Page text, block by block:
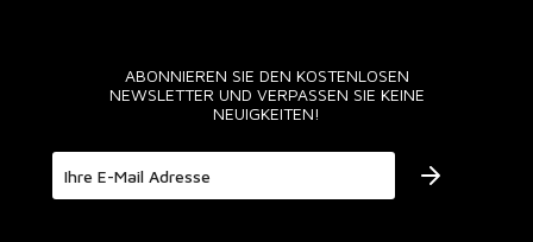
ABONNIEREN SIE DEN KOSTENLOSEN
NEWSLETTER UND VERPASSEN SIE KEINE
NEUIGKEITEN!